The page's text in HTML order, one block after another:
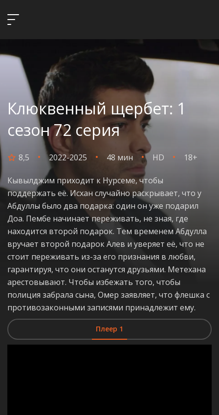
Клюквенный щербет: 1
сезон 72 серия
8,5 2022-2025 48 мин HD 18+
Кывылджим приходит к Нурсеме, чтобы
поддержать её. Исхан случайно раскрывает, что у
Абдуллы было два подарка: один он уже подарил
Доа. Пембе начинает переживать, не зная, где
находится второй подарок. Тем временем Абдулла
вручает второй подарок Алев и уверяет её, что не
стоит переживать из-за его признания в любви,
гарантируя, что они останутся друзьями. Метехана
арестовывают. Чтобы избежать того, чтобы
полиция забрала сына, Омер заявляет, что флешка с
противозаконными записями принадлежит ему.
Плеер 1